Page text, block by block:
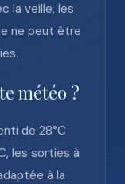
la veille, les
ne peut être
météo ?
de 28°C
les sorties à
à la